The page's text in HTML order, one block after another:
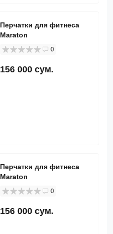
Перчатки для фитнеса
Maraton
0
156 000 сум.
Перчатки для фитнеса
Maraton
0
156 000 сум.